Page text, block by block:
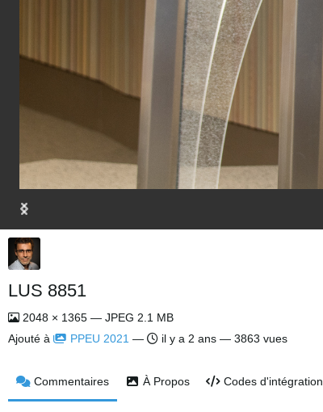
LUS 8851
2048 × 1365 — JPEG 2.1 MB
Ajouté à
PPEU 2021 — il y a 2 ans — 3863 vues
Commentaires À Propos Codes d'intégration